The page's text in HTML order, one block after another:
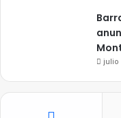
julio